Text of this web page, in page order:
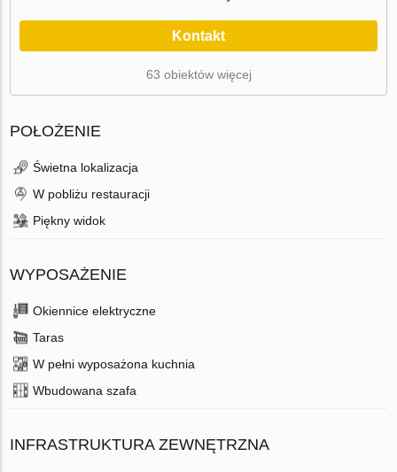
Kontakt
63 obiektów więcej
POŁOŻENIE
Świetna lokalizacja
W pobliżu restauracji
Piękny widok
WYPOSAŻENIE
Okiennice elektryczne
Taras
W pełni wyposażona kuchnia
Wbudowana szafa
INFRASTRUKTURA ZEWNĘTRZNA